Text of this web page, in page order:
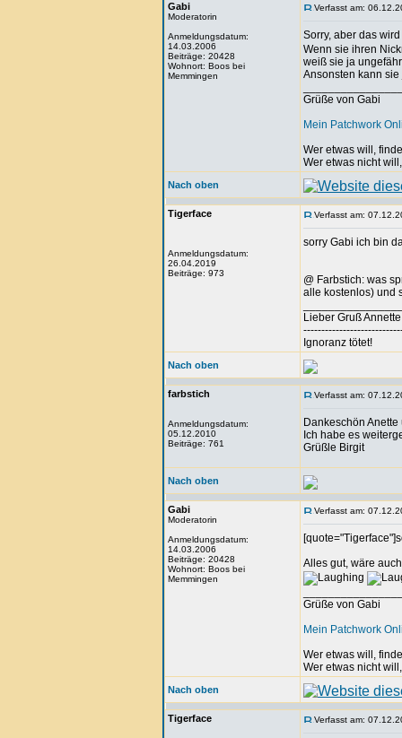
Gabi
Moderatorin
Anmeldungsdatum:
14.03.2006
Beiträge: 20428
Wohnort: Boos bei
Memmingen
Verfasst am:
Sorry, aber das
Wenn sie ihren
weiß sie ja
Ansonsten kann
Grüße von Gabi
Mein Patchwork
Wer etwas will,
Wer etwas nicht
Nach oben
Tigerface
Anmeldungsdatum:
26.04.2019
Beiträge: 973
Verfasst am:
sorry Gabi ich bin
@ Farbstich: was
alle kostenlos) und
Lieber Gruß Annette
Ignoranz tötet!
Nach oben
farbstich
Anmeldungsdatum:
05.12.2010
Beiträge: 761
Verfasst am:
Dankeschön Anette
Ich habe es
Grüßle Birgit
Nach oben
Gabi
Moderatorin
Anmeldungsdatum:
14.03.2006
Beiträge: 20428
Wohnort: Boos bei
Memmingen
Verfasst am:
Alles gut, wäre
Grüße von Gabi
Mein Patchwork
Wer etwas will,
Wer etwas nicht
Nach oben
Tigerface Verfasst am: